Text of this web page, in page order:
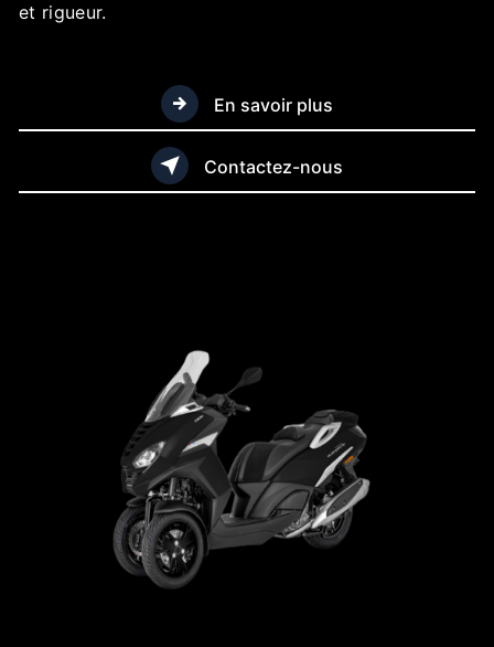
et rigueur.
En savoir plus
Contactez-nous